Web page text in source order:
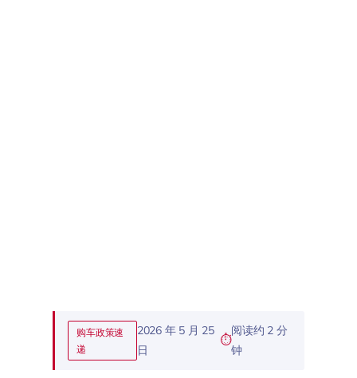
购车政策速
递
2026 年 5 月 25
日
阅读约 2 分
钟